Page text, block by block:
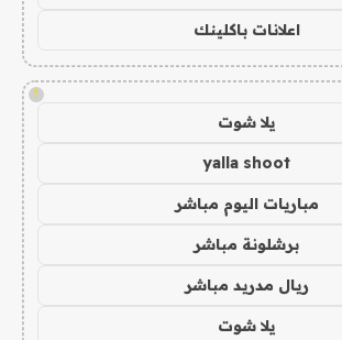
اعلانات باكلينك
!
يلا شوت
yalla shoot
مباريات اليوم مباشر
برشلونة مباشر
ريال مدريد مباشر
يلا شوت